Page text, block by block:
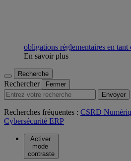
obligations réglementaires en tant
En savoir plus
Recherche
Rechercher
Fermer
Envoyer
Recherches fréquentes : CSRD
Cybersécurité ERP
Activer
mode
contraste